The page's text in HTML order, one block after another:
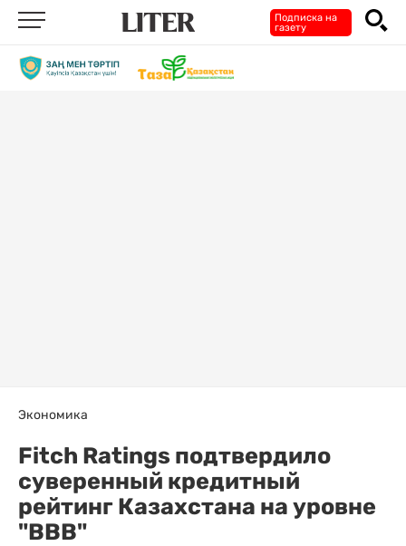
Подписка на
газету
Экономика
Fitch Ratings подтвердило
суверенный кредитный
рейтинг Казахстана на уровне
"BBB"